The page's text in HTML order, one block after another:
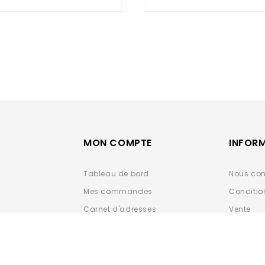
MON COMPTE
Tableau de bord
Mes commandes
Carnet d'adresses
Nous
Vente